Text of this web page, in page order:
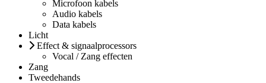
Microfoon kabels
Audio kabels
Data kabels
Licht
Effect & signaalprocessors
Vocal / Zang effecten
Zang
Tweedehands